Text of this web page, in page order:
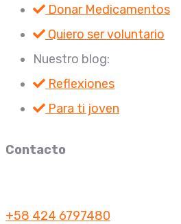
Donar Medicamentos
Quiero ser voluntario
Nuestro blog:
Reflexiones
Para ti joven
Contacto
+58 424 6797480